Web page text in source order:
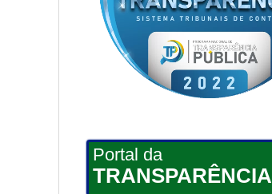
Portal da
TRANSPARÊNCIA